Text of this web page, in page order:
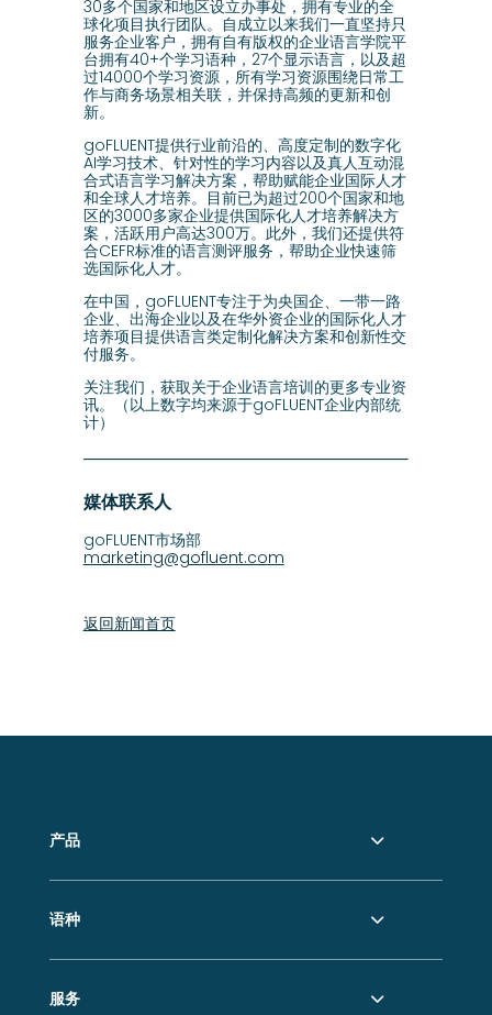
30多个国家和地区设立办事处，拥有专业的全
球化项目执行团队。自成立以来我们一直坚持只
服务企业客户，拥有自有版权的企业语言学院平
台拥有40+个学习语种，27个显示语言，以及超
过14000个学习资源，所有学习资源围绕日常工
作与商务场景相关联，并保持高频的更新和创
新。
goFLUENT提供行业前沿的、高度定制的数字化
AI学习技术、针对性的学习内容以及真人互动混
合式语言学习解决方案，帮助赋能企业国际人才
和全球人才培养。目前已为超过200个国家和地
区的3000多家企业提供国际化人才培养解决方
案，活跃用户高达300万。此外，我们还提供符
合CEFR标准的语言测评服务，帮助企业快速筛
选国际化人才。
在中国，goFLUENT专注于为央国企、一带一路
企业、出海企业以及在华外资企业的国际化人才
培养项目提供语言类定制化解决方案和创新性交
付服务。
关注我们，获取关于企业语言培训的更多专业资
讯。（以上数字均来源于goFLUENT企业内部统
计）
媒体联系人
goFLUENT市场部
marketing@gofluent.com
返回新闻首页
产品
语种
服务